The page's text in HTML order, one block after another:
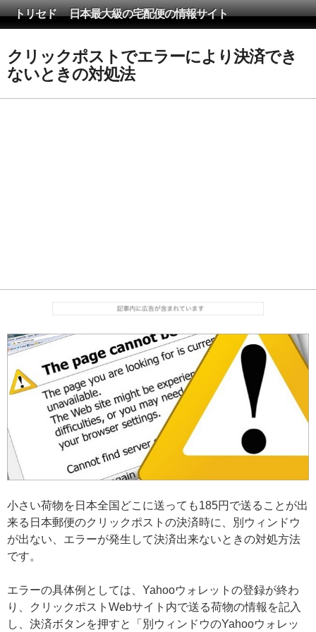
トリセド 日本最大級の宅配便の情報サイト
クリックポストでエラーにより決済でき
ないときの対処法
小さい荷物を日本全国どこに送っても185円で送ることが出
来る日本郵便のクリックポストの決済時に、別ウィンドウ
が出ない、エラーが発生して決済出来ないときの対処方法
です。
エラーの具体例としては、Yahooウォレットの登録が終わ
り、クリックポストWebサイト内で送る荷物の情報を記入
し、決済ボタンを押すと「別ウィンドウのYahooウォレッ